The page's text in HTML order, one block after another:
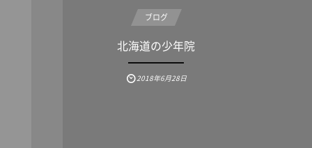
ブログ
北海道の少年院
2018年6月28日